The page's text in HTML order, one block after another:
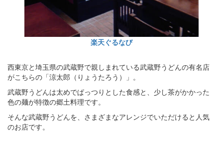
楽天ぐるなび
西東京と埼玉県の武蔵野で親しまれている武蔵野うどんの有名店
がこちらの「涼太郎（りょうたろう）」。
武蔵野うどんは太めでぱっつりとした食感と、少し茶がかかった
色の麺が特徴の郷土料理です。
そんな武蔵野うどんを、さまざまなアレンジでいただけると人気
のお店です。